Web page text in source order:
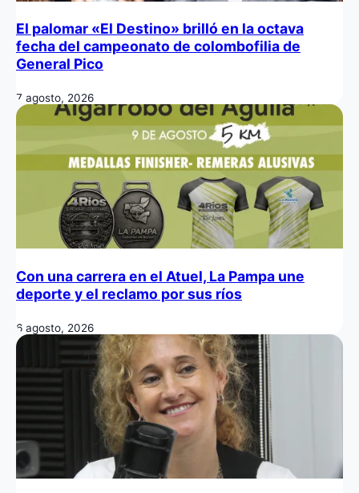
El palomar «El Destino» brilló en la octava
fecha del campeonato de colombofilia de
General Pico
7 agosto, 2026
Con una carrera en el Atuel, La Pampa une
deporte y el reclamo por sus ríos
6 agosto, 2026